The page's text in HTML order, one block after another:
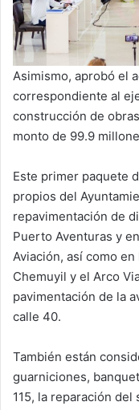
Asimismo, aprobó el
correspondiente al
construcción de
monto de 99.9
Este primer paquete
propios del
repavimentación de
Puerto Aventuras y
Aviación, así como
Chemuyil y el Arco
pavimentación de la
calle 40.
También están
guarniciones,
115, la reparación